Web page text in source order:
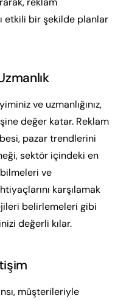
etkili bir şekilde planlar
ve uzmanlığınız,
değer katar. Reklam
pazar trendlerini
sektör içindeki en
ve
karşılamak
belirlemeleri gibi
değerli kılar.
müşterileriyle